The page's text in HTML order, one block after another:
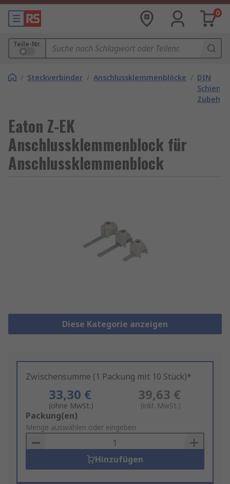
0
Teile-Nr.
/ Steckverbinder / Anschlussklemmenblöcke / DIN
Zubehör
Eaton Z-EK
Anschlussklemmenblock für
Anschlussklemmenblock
Diese Kategorie anzeigen
Zwischensumme (1 Packung mit 10 Stück)*
33,30 €
(ohne MwSt.)
39,63 €
(inkl. MwSt.)
Add
to
Basket
Packung(en)
Menge auswählen oder eingeben
Hinzufügen